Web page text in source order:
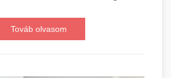
Továb olvasom